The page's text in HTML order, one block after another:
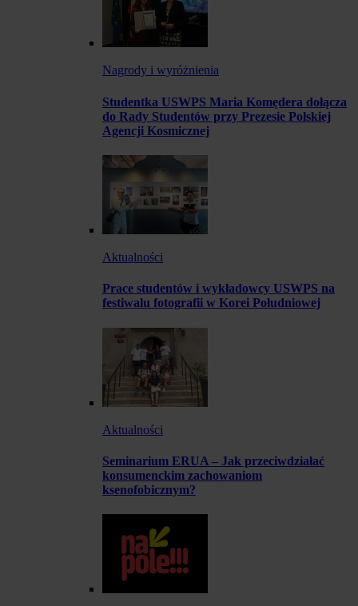
Nagrody i wyróżnienia
Studentka USWPS Maria Komędera dołącza
do Rady Studentów przy Prezesie Polskiej
Agencji Kosmicznej
Aktualności
Prace studentów i wykładowcy USWPS na
festiwalu fotografii w Korei Południowej
Aktualności
Seminarium ERUA – Jak przeciwdziałać
konsumenckim zachowaniom
ksenofobicznym?